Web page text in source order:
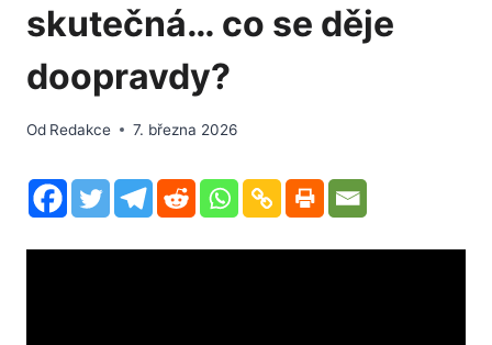
skutečná… co se děje
doopravdy?
Od Redakce 7. března 2026